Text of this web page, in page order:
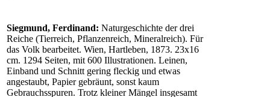
Siegmund, Ferdinand: Naturgeschichte der drei
Reiche (Tierreich, Pflanzenreich, Mineralreich). Für
das Volk bearbeitet. Wien, Hartleben, 1873. 23x16
cm. 1294 Seiten, mit 600 Illustrationen. Leinen,
Einband und Schnitt gering fleckig und etwas
angestaubt, Papier gebräunt, sonst kaum
Gebrauchsspuren. Trotz kleiner Mängel insgesamt